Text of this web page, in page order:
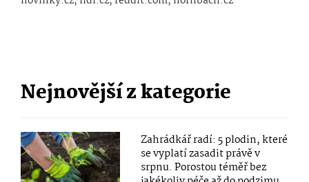
Nejnovější z kategorie
Zahrádkář radí: 5 plodin, které
se vyplatí zasadit právě v
srpnu. Porostou téměř bez